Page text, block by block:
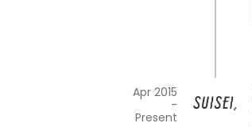
Apr 2015
-
Present